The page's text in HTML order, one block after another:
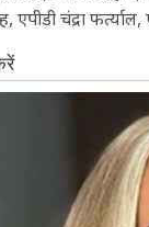
चंद्रा